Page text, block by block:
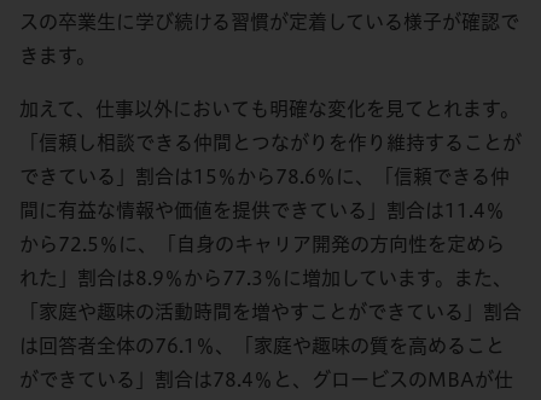
スの卒業生に学び続ける習慣が定着している様子が確認で
きます。
加えて、仕事以外においても明確な変化を見てとれます。
「信頼し相談できる仲間とつながりを作り維持することが
できている」割合は15％から78.6％に、「信頼できる仲
間に有益な情報や価値を提供できている」割合は11.4％
から72.5％に、「自身のキャリア開発の方向性を定めら
れた」割合は8.9％から77.3％に増加しています。また、
「家庭や趣味の活動時間を増やすことができている」割合
は回答者全体の76.1％、「家庭や趣味の質を高めること
ができている」割合は78.4％と、グロービスのMBAが仕